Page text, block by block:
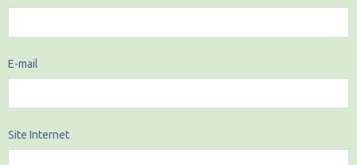
E-mail
Site Internet